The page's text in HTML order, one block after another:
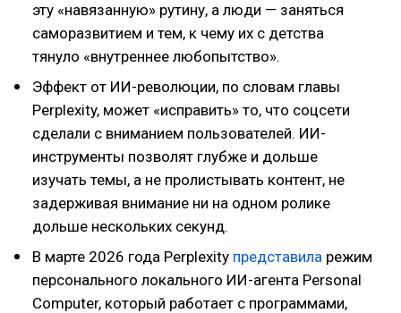
эту «навязанную» рутину, а люди — заняться
саморазвитием и тем, к чему их с детства
тянуло «внутреннее любопытство».
Эффект от ИИ-революции, по словам главы
Perplexity, может «исправить» то, что соцсети
сделали с вниманием пользователей. ИИ-
инструменты позволят глубже и дольше
изучать темы, а не пролистывать контент, не
задерживая внимание ни на одном ролике
дольше нескольких секунд.
В марте 2026 года Perplexity представила режим
персонального локального ИИ-агента Personal
Computer, который работает с программами,